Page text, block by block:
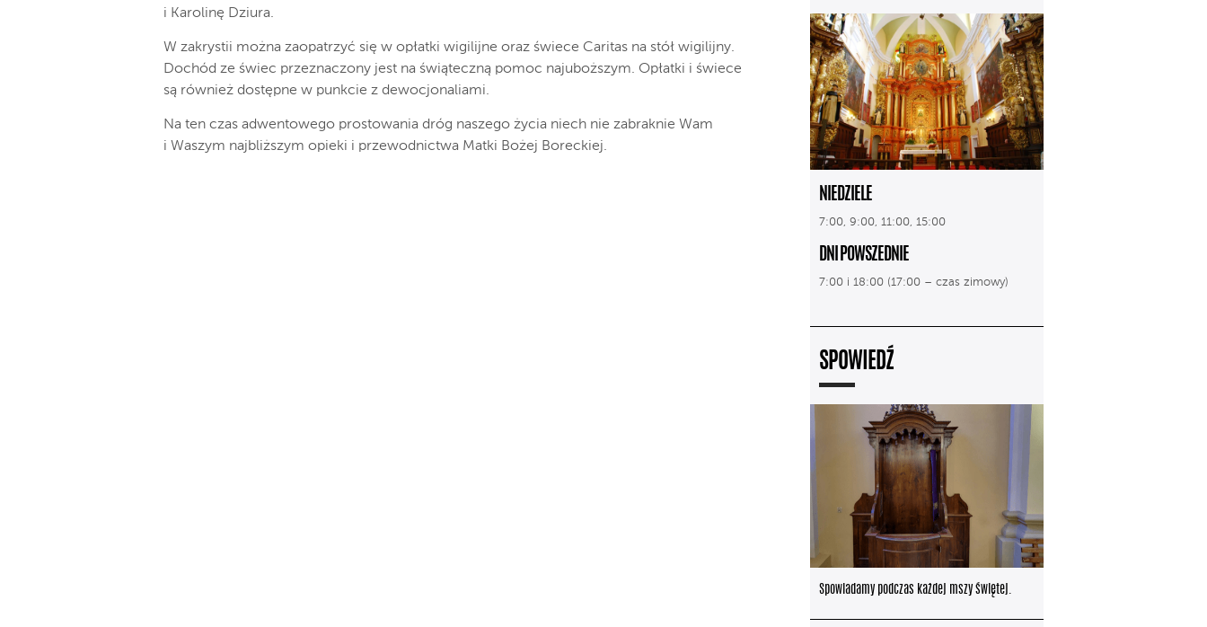
i Karolinę Dziura.
W zakrystii można zaopatrzyć się w opłatki wigilijne oraz świece Caritas na stół wigilijny.
Dochód ze świec przeznaczony jest na świąteczną pomoc najuboższym. Opłatki i świece
są również dostępne w punkcie z dewocjonaliami.
Na ten czas adwentowego prostowania dróg naszego życia niech nie zabraknie Wam
i Waszym najbliższym opieki i przewodnictwa Matki Bożej Boreckiej.
NIEDZIELE
7:00, 9:00, 11:00, 15:00
DNI POWSZEDNIE
7:00 i 18:00 (17:00 – czas zimowy)
SPOWIEDŹ
Spowiadamy podczas każdej mszy świętej.